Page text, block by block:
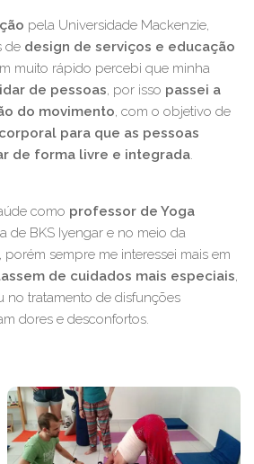
pela Universidade Mackenzie,
de design de serviços e educação
muito rápido percebi que minha
de pessoas, por isso passei a
do movimento, com o objetivo de
para que as pessoas
de forma livre e integrada.
como professor de Yoga
de BKS Iyengar e no meio da
sempre me interessei mais em
de cuidados mais especiais,
no tratamento de disfunções
dores e desconfortos.